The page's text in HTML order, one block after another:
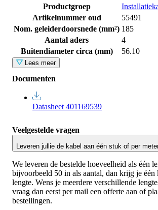
Productgroep
Artikelnummer oud
55491
Nom. geleiderdoorsnede (mm²) 185
Aantal aders
4
Buitendiameter circa (mm)
56.10
Lees meer
Documenten
Datasheet 401169539
Veelgestelde vragen
Leveren jullie de kabel aan één stuk of per
We leveren de bestelde hoeveelheid als één
bijvoorbeeld 50 in als aantal, dan krijg je één
lengte. Wens je meerdere verschillende
vraag dan eerst per mail een offerte aan of
bestellingen.